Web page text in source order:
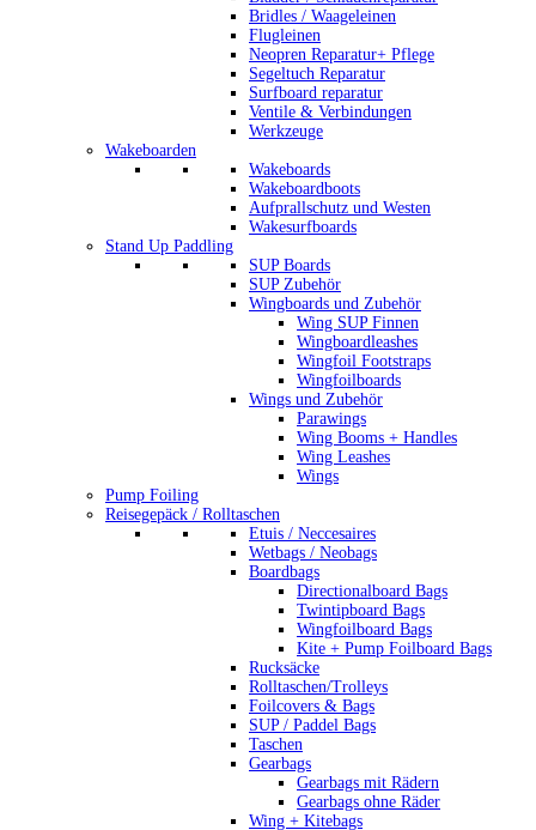
Bridles / Waageleinen
Flugleinen
Neopren Reparatur+ Pflege
Segeltuch Reparatur
Surfboard reparatur
Ventile & Verbindungen
Werkzeuge
Wakeboarden
Wakeboards
Wakeboardboots
Aufprallschutz und Westen
Wakesurfboards
Stand Up Paddling
SUP Boards
SUP Zubehör
Wingboards und Zubehör
Wing SUP Finnen
Wingboardleashes
Wingfoil Footstraps
Wingfoilboards
Wings und Zubehör
Parawings
Wing Booms + Handles
Wing Leashes
Wings
Pump Foiling
Reisegepäck / Rolltaschen
Etuis / Neccesaires
Wetbags / Neobags
Boardbags
Directionalboard Bags
Twintipboard Bags
Wingfoilboard Bags
Kite + Pump Foilboard Bags
Rucksäcke
Rolltaschen/Trolleys
Foilcovers & Bags
SUP / Paddel Bags
Taschen
Gearbags
Gearbags mit Rädern
Gearbags ohne Räder
Wing + Kitebags